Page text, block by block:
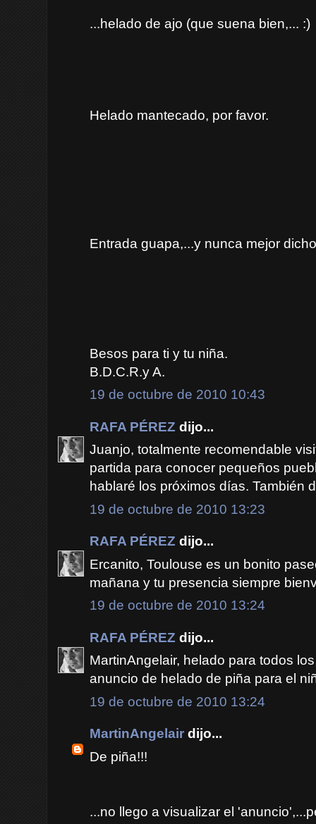
...helado de ajo (que suena bien,... :)
Helado mantecado, por favor.
Entrada guapa,...y nunca mejor
Besos para ti y tu niña.
B.D.C.R.y A.
19 de octubre de 2010 10:43
RAFA PÉREZ dijo...
Juanjo, totalmente recomendable
partida para conocer pequeños
hablaré los próximos días. También
19 de octubre de 2010 13:23
RAFA PÉREZ dijo...
Ercanito, Toulouse es un bonito
mañana y tu presencia siempre
19 de octubre de 2010 13:24
RAFA PÉREZ dijo...
MartinAngelair, helado para todos
anuncio de helado de piña para el
19 de octubre de 2010 13:24
MartinAngelair dijo...
De piña!!!
...no llego a visualizar el